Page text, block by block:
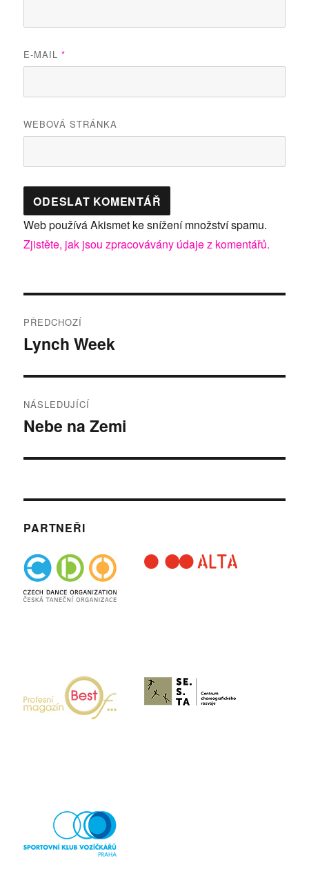
E-MAIL*
WEBOVÁ STRÁNKA
Web používá Akismet ke snížení množství spamu.
Zjistěte, jak jsou zpracovávány údaje z komentářů.
pro
PŘEDCHOZÍ
Předchozí
Lynch Week
NÁSLEDUJÍCÍ
Následující
Nebe na Zemi
PARTNEŘI